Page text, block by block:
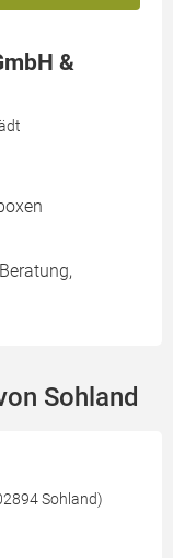
&
Sohland
Sohland)